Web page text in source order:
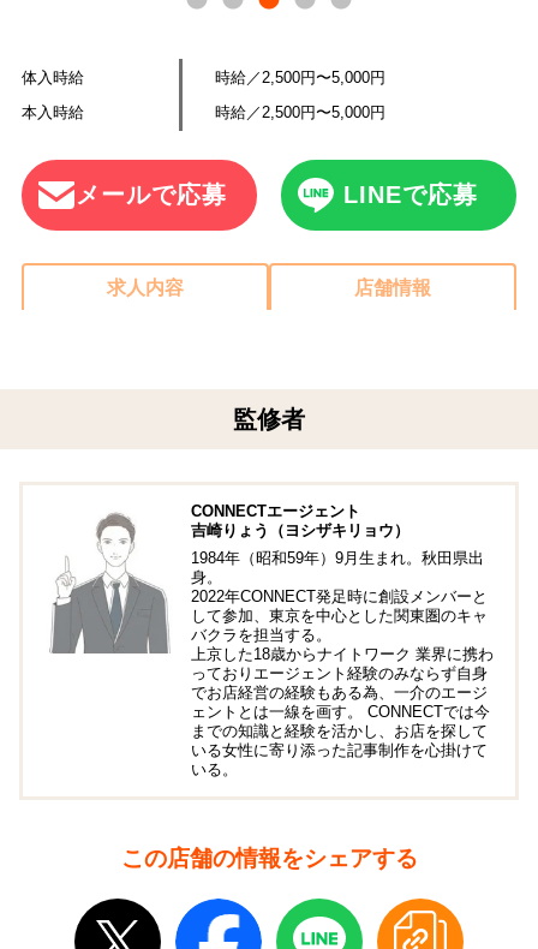
体入時給
時給／2,500円〜5,000円
本入時給
時給／2,500円〜5,000円
メールで応募 LINEで応募
求人内容 店舗情報
監修者
CONNECTエージェント
吉崎りょう（ヨシザキリョウ）
1984年（昭和59年）9月生まれ。秋田県出
身。
2022年CONNECT発足時に創設メンバーと
して参加、東京を中心とした関東圏のキャ
バクラを担当する。
上京した18歳からナイトワーク 業界に携わ
っておりエージェント経験のみならず自身
でお店経営の経験もある為、一介のエージ
ェントとは一線を画す。 CONNECTでは今
までの知識と経験を活かし、お店を探して
いる女性に寄り添った記事制作を心掛けて
いる。
この店舗の情報をシェアする